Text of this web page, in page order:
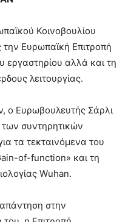
Κοινοβουλίου
την Ευρωπαϊκή Επιτροπή
εργαστηρίου αλλά και τη
λειτουργίας.
ο Ευρωβουλευτής Σάρλι
των συντηρητικών
τα τεκταινόμενα του
of-function» και τη
Wuhan.
στην